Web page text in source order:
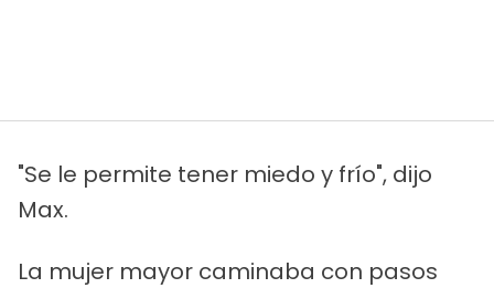
"Se le permite tener miedo y frío", dijo
Max.
La mujer mayor caminaba con pasos